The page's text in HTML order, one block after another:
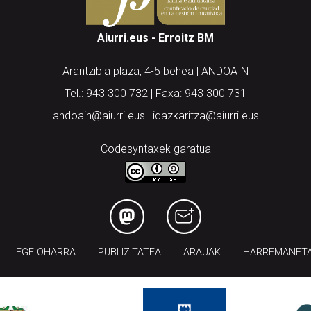
Aiurri.eus - Erroitz BM
Arantzibia plaza, 4-5 behea | ANDOAIN
Tel.: 943 300 732 | Faxa: 943 300 731
andoain@aiurri.eus | idazkaritza@aiurri.eus
Codesyntaxek garatua
LEGE OHARRA PUBLIZITATEA ARAUAK